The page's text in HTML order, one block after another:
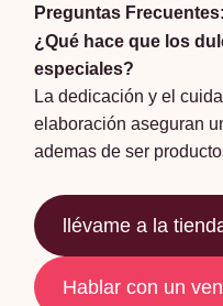
Preguntas Frecuentes:
¿Qué hace que los
especiales?
La dedicación y el
elaboración aseguran
ademas de ser
llévame a la
Hablar con un